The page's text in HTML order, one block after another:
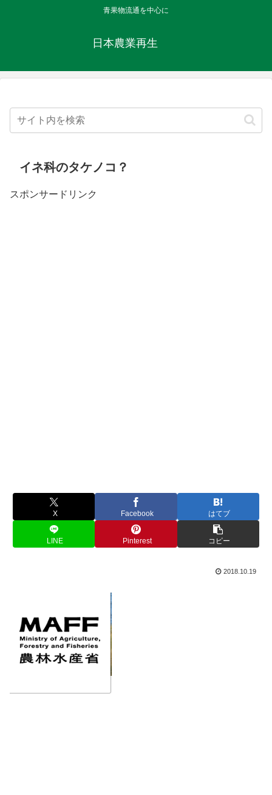
青果物流通を中心に
日本農業再生
イネ科のタケノコ？
スポンサードリンク
X Facebook はてブ
LINE Pinterest コピー
2018.10.19